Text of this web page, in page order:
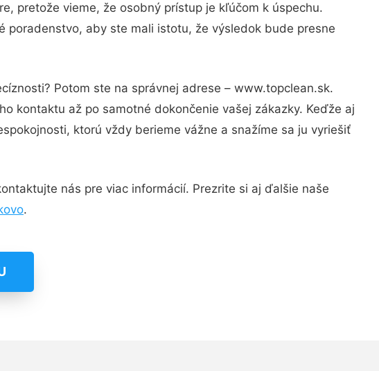
pretože vieme, že osobný prístup je kľúčom k úspechu.
poradenstvo, aby ste mali istotu, že výsledok bude presne
Potom ste na správnej adrese – www.topclean.sk.
kontaktu až po samotné dokončenie vašej zákazky. Keďže aj
ktorú vždy berieme vážne a snažíme sa ju vyriešiť
nás pre viac informácií. Prezrite si aj ďalšie naše
.